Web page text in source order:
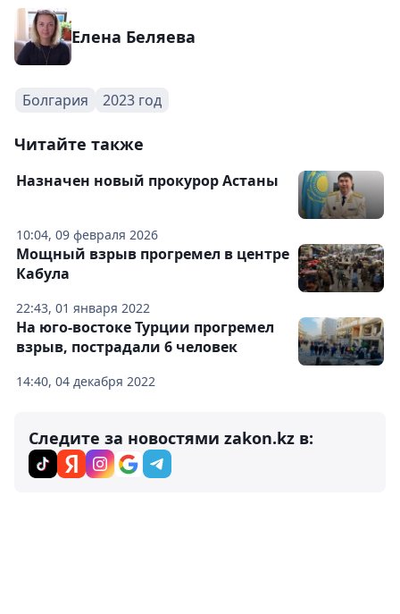
Елена Беляева
Болгария 2023 год
Читайте также
10:04, 09 февраля 2026
Назначен новый прокурор Астаны
22:43, 01 января 2022
Мощный взрыв прогремел в центре
Кабула
14:40, 04 декабря 2022
На юго-востоке Турции прогремел
взрыв, пострадали 6 человек
Следите за новостями zakon.kz в: